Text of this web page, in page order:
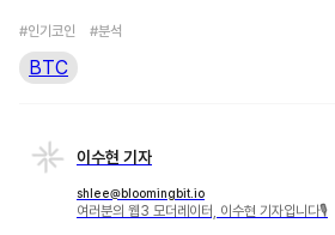
#인기코인 #분석
BTC
이수현 기자
shlee@bloomingbit.io
여러분의 웹3 모더레이터, 이수현 기자입니다🎙